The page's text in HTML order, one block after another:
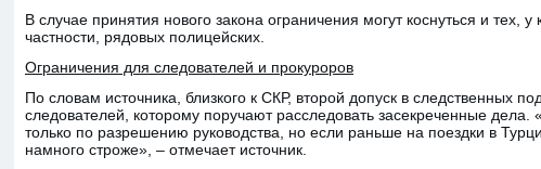
В случае принятия нового закона ограничения могут коснуться и тех,
частности, рядовых полицейских.
Ограничения для следователей и прокуроров
По словам источника, близкого к СКР, второй допуск в следственных
следователей, которому поручают расследовать засекреченные
только по разрешению руководства, но если раньше на поездки в
намного строже», – отмечает источник.